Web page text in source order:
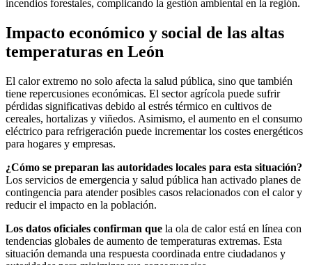
incendios forestales, complicando la gestión ambiental en la región.
Impacto económico y social de las altas
temperaturas en León
El calor extremo no solo afecta la salud pública, sino que también
tiene repercusiones económicas. El sector agrícola puede sufrir
pérdidas significativas debido al estrés térmico en cultivos de
cereales, hortalizas y viñedos. Asimismo, el aumento en el consumo
eléctrico para refrigeración puede incrementar los costes energéticos
para hogares y empresas.
¿Cómo se preparan las autoridades locales para esta situación?
Los servicios de emergencia y salud pública han activado planes de
contingencia para atender posibles casos relacionados con el calor y
reducir el impacto en la población.
Los datos oficiales confirman que la ola de calor está en línea con
tendencias globales de aumento de temperaturas extremas. Esta
situación demanda una respuesta coordinada entre ciudadanos y